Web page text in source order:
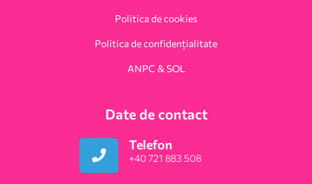
Politica de cookies
Politica de confidențialitate
ANPC & SOL
Date de contact
Telefon
+40 721 883 508